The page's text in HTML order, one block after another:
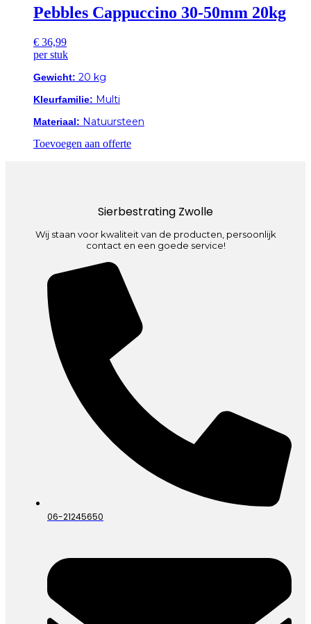
Pebbles Cappuccino 30-50mm 20kg
€ 36,99
per stuk
Gewicht: 20 kg
Kleurfamilie: Multi
Materiaal: Natuursteen
Toevoegen aan offerte
Sierbestrating Zwolle
Wij staan voor kwaliteit van de producten, persoonlijk
contact en een goede service!
06-21245650